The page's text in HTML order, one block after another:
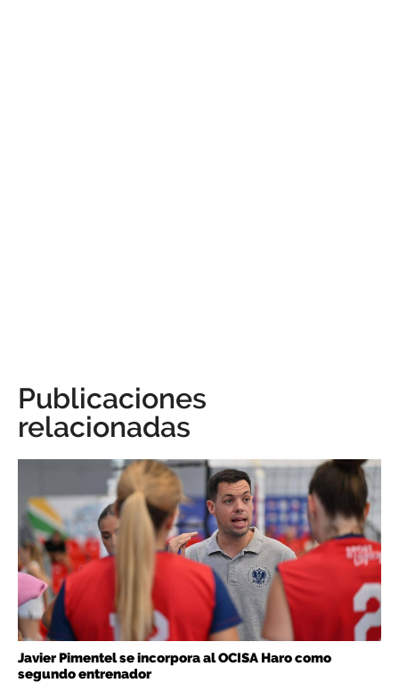
Publicaciones
relacionadas
Javier Pimentel se incorpora al OCISA Haro como
segundo entrenador